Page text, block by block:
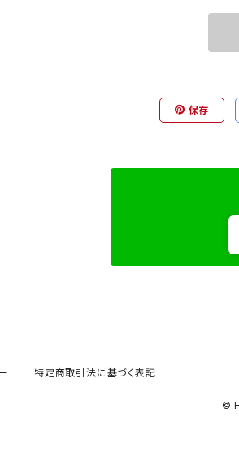
保存
特定商取引法に基づく表記
©